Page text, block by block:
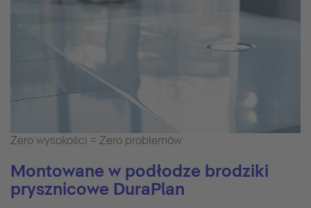
Zero wysokości = Zero problemów
Montowane w podłodze brodziki
prysznicowe DuraPlan